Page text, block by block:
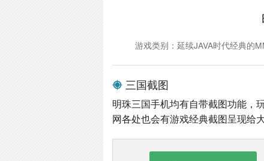
游戏类别：延续JAVA时代经典的
三国截图
明珠三国手机均有自带截图功能，
网各处也会有游戏经典截图呈现给